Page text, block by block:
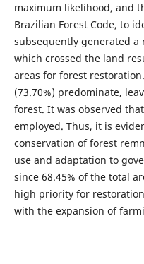
maximum likelihood, and
Brazilian Forest Code, to
subsequently generated a
which crossed the land
areas for forest
(73.70%) predominate,
forest. It was observed
employed. Thus, it is
conservation of forest
use and adaptation to
since 68.45% of the total
high priority for
with the expansion of